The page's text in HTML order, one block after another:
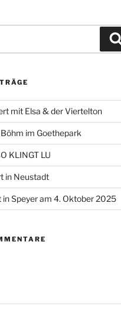
mit Elsa & der Viertelton
im Goethepark
KLINGT LU
in Neustadt
Speyer am 4. Oktober 2025